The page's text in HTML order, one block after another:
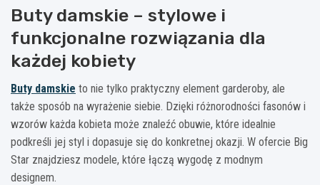
Buty damskie – stylowe i
funkcjonalne rozwiązania dla
każdej kobiety
Buty damskie to nie tylko praktyczny element garderoby, ale
także sposób na wyrażenie siebie. Dzięki różnorodności fasonów i
wzorów każda kobieta może znaleźć obuwie, które idealnie
podkreśli jej styl i dopasuje się do konkretnej okazji. W ofercie Big
Star znajdziesz modele, które łączą wygodę z modnym
designem.